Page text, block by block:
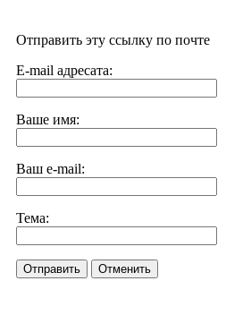
Отправить эту ссылку по почте
E-mail адресата:
Ваше имя:
Ваш e-mail:
Тема:
Отправить Отменить